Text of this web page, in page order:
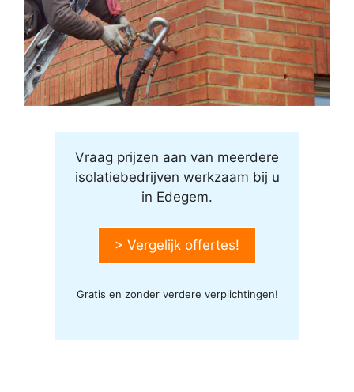
Vraag prijzen aan van meerdere
isolatiebedrijven werkzaam bij u
in Edegem.
> Vergelijk offertes!
Gratis en zonder verdere verplichtingen!